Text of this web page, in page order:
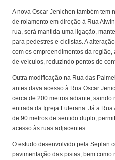
A nova Oscar Jenichen também tem
de rolamento em direção à Rua
rua, será mantida uma ligação,
para pedestres e ciclistas. A
com os empreendimentos da
de veículos, reduzindo pontos de
Outra modificação na Rua das
antes dava acesso à Rua Oscar
cerca de 200 metros adiante, saindo
entrada da Igreja Luterana. Já a
de 90 metros de sentido duplo,
acesso às ruas adjacentes.
O estudo desenvolvido pela Seplan
pavimentação das pistas, bem